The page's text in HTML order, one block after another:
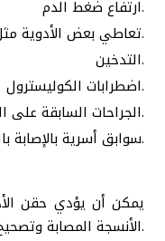
ارتفاع ضغط الدم.
تعاطي بعض الأدوية مثل الليثيوم والستيرويدات.
التدخين.
اضطرابات الكوليسترول.
الجراحات السابقة على الحوض أو القضيب.
سوابق أسرية بالإصابة بالمرض.
يمكن أن يؤدي حقن
الأنسجة المصابة وتصحيح انحناء العضو الذكري (القضيب).